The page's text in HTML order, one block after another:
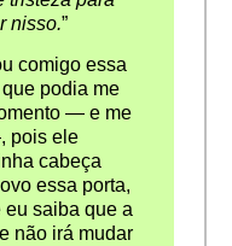
nisso.”
comigo essa
podia me
— e me
pois ele
cabeça
essa porta,
eu saiba que a
não irá mudar